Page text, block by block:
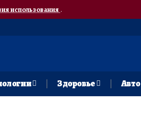
использования.
Здоровье Авто